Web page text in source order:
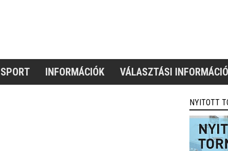
SPORT INFORMÁCIÓK VÁLASZTÁSI
NYITOTT